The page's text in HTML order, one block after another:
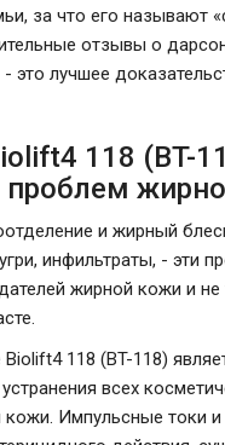
за что его называют
отзывы о
это лучшее
118 (BT-
проблем
и жирный
инфильтраты, - эти
жирной кожи и не
Biolift4 118 (BT-118)
всех
Импульсные токи и